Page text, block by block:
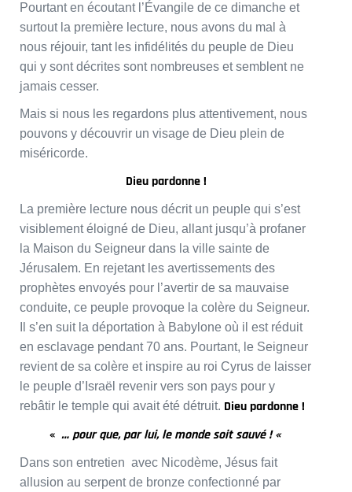
Pourtant en écoutant l’Évangile de ce dimanche et
surtout la première lecture, nous avons du mal à
nous réjouir, tant les infidélités du peuple de Dieu
qui y sont décrites sont nombreuses et semblent ne
jamais cesser.
Mais si nous les regardons plus attentivement, nous
pouvons y découvrir un visage de Dieu plein de
miséricorde.
Dieu pardonne !
La première lecture nous décrit un peuple qui s’est
visiblement éloigné de Dieu, allant jusqu’à profaner
la Maison du Seigneur dans la ville sainte de
Jérusalem. En rejetant les avertissements des
prophètes envoyés pour l’avertir de sa mauvaise
conduite, ce peuple provoque la colère du Seigneur.
Il s’en suit la déportation à Babylone où il est réduit
en esclavage pendant 70 ans. Pourtant, le Seigneur
revient de sa colère et inspire au roi Cyrus de laisser
le peuple d’Israël revenir vers son pays pour y
rebâtir le temple qui avait été détruit. Dieu pardonne !
« … pour que, par lui, le monde soit sauvé ! «
Dans son entretien avec Nicodème, Jésus fait
allusion au serpent de bronze confectionné par